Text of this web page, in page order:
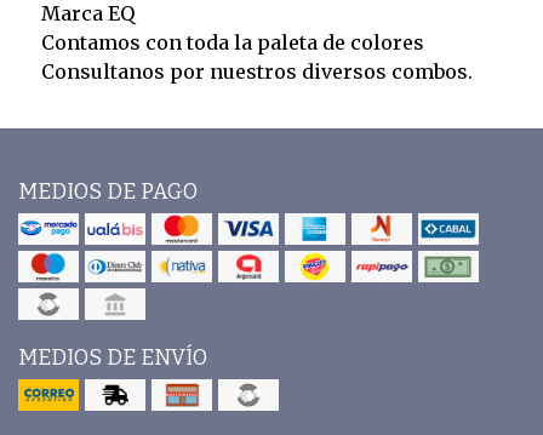
Marca EQ
Contamos con toda la paleta de colores
Consultanos por nuestros diversos combos.
MEDIOS DE PAGO
MEDIOS DE ENVÍO